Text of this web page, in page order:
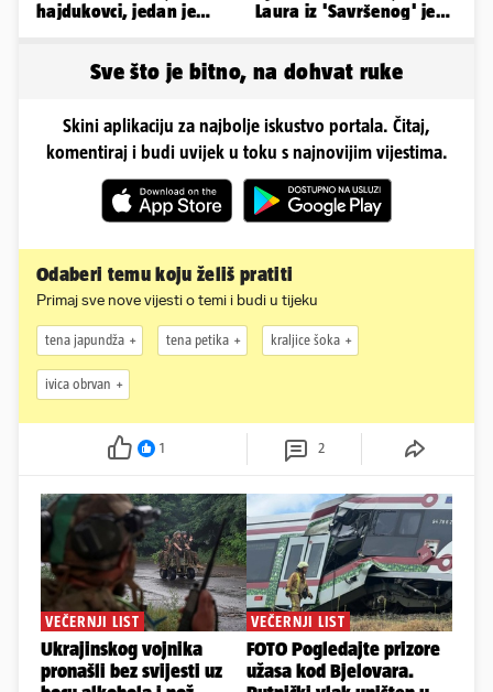
hajdukovci, jedan je
Laura iz 'Savršenog' je
Sve što je bitno, na dohvat ruke
Skini aplikaciju za najbolje iskustvo portala. Čitaj,
komentiraj i budi uvijek u toku s najnovijim vijestima.
Odaberi temu koju želiš pratiti
Primaj sve nove vijesti o temi i budi u tijeku
tena japundža tena petika kraljice šoka
ivica obrvan
1 2